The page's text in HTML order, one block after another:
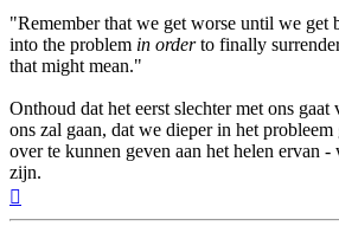
"Remember that we get worse until we get
into the problem in orderto finally
that might mean."
Onthoud dat het eerst slechter met ons gaat
ons zal gaan, dat we dieper in het probleem
over te kunnen geven aan het helen ervan
zijn.